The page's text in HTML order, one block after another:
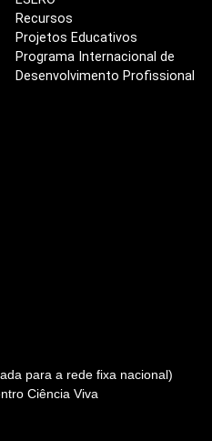
Recursos
Projetos Educativos
Programa Internacional de
Desenvolvimento Profissional
para a rede fixa nacional)
Ciência Viva